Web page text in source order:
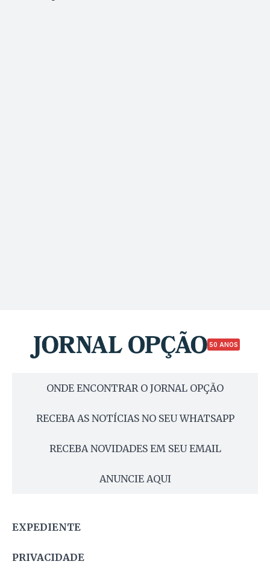
50 ANOS
ONDE ENCONTRAR O JORNAL OPÇÃO
RECEBA AS NOTÍCIAS NO SEU WHATSAPP
RECEBA NOVIDADES EM SEU EMAIL
ANUNCIE AQUI
EXPEDIENTE
PRIVACIDADE